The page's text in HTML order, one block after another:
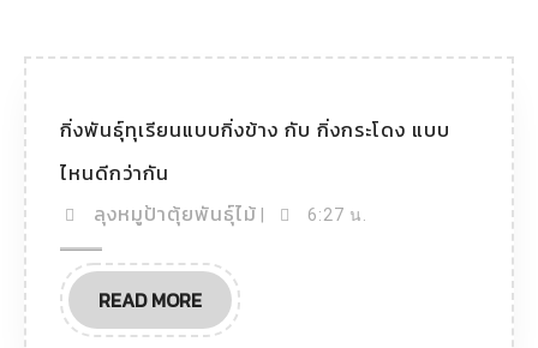
กิ่งพันธุ์ทุเรียนแบบกิ่งข้าง กับ กิ่งกระโดง แบบ
ไหนดีกว่ากัน
ลุงหมูป้าตุ้ยพันธุ์ไม้
6:27 น.
READ MORE